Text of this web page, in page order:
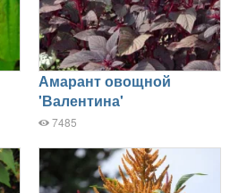
Амарант овощной
'Валентина'
7485